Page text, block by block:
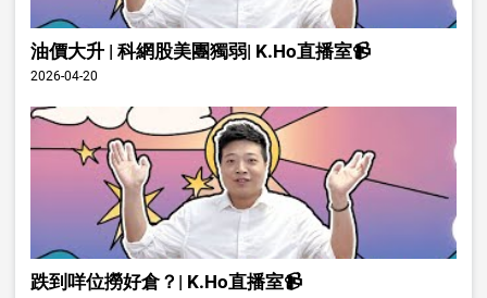
油價大升 | 科網股美團獨弱| K.Ho直播室📹
2026-04-20
跌到咩位撈好倉？| K.Ho直播室📹